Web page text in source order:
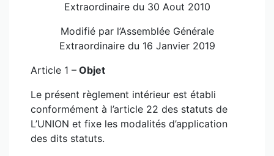
Extraordinaire du 30 Aout 2010
Modifié par l’Assemblée Générale
Extraordinaire du 16 Janvier 2019
Article 1 – Objet
Le présent règlement intérieur est établi
conformément à l’article 22 des statuts de
L’UNION et fixe les modalités d’application
des dits statuts.